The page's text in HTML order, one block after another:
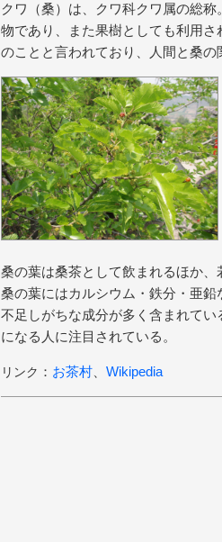
クワ（桑）は、クワ科クワ属の総
物であり、また果樹としても利用
のことと言われており、人間と桑の
桑の葉は桑茶として飲まれるほか、
桑の葉にはカルシウム・鉄分・亜
不足しがちな成分が多く含まれて
になる人に注目されている。
リンク ： お茶村 Wikipedia